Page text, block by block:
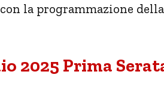
la programmazione
2025 Prima